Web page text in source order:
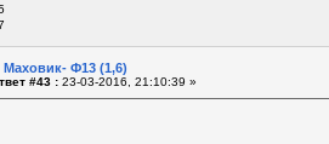
Маховик- Ф13 (1,6)
#43 : 23-03-2016, 21:10:39 »